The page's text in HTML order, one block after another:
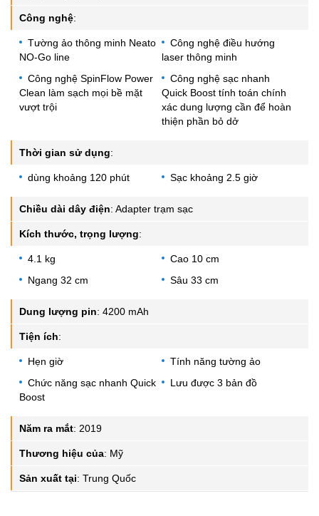
Công nghệ:
Tường ảo thông minh Neato
NO-Go line
Công nghệ điều hướng
laser thông minh
Công nghệ SpinFlow Power
Clean làm sạch mọi bề mặt
vượt trội
Công nghệ sạc nhanh
Quick Boost tính toán chính
xác dung lượng cần để hoàn
thiện phần bỏ dở
Thời gian sử dụng:
dùng khoảng 120 phút Sạc khoảng 2.5 giờ
Chiều dài dây điện: Adapter trạm sạc
Kích thước, trọng lượng:
4.1 kg
Cao 10 cm
Ngang 32 cm
Sâu 33 cm
Dung lượng pin: 4200 mAh
Tiện ích:
Hẹn giờ
Tính năng tường ảo
Chức năng sạc nhanh Quick
Boost
Lưu được 3 bản đồ
Năm ra mắt: 2019
Thương hiệu của: Mỹ
Sản xuất tại: Trung Quốc